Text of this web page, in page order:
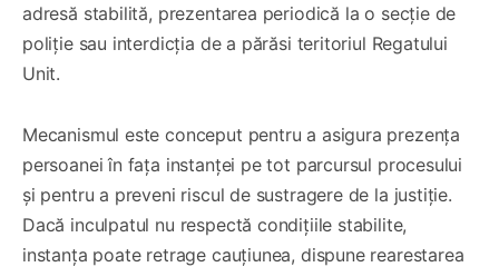
adresă stabilită, prezentarea periodică la o secție de
poliție sau interdicția de a părăsi teritoriul Regatului
Unit.
Mecanismul este conceput pentru a asigura prezența
persoanei în fața instanței pe tot parcursul procesului
și pentru a preveni riscul de sustragere de la justiție.
Dacă inculpatul nu respectă condițiile stabilite,
instanța poate retrage cauțiunea, dispune rearestarea